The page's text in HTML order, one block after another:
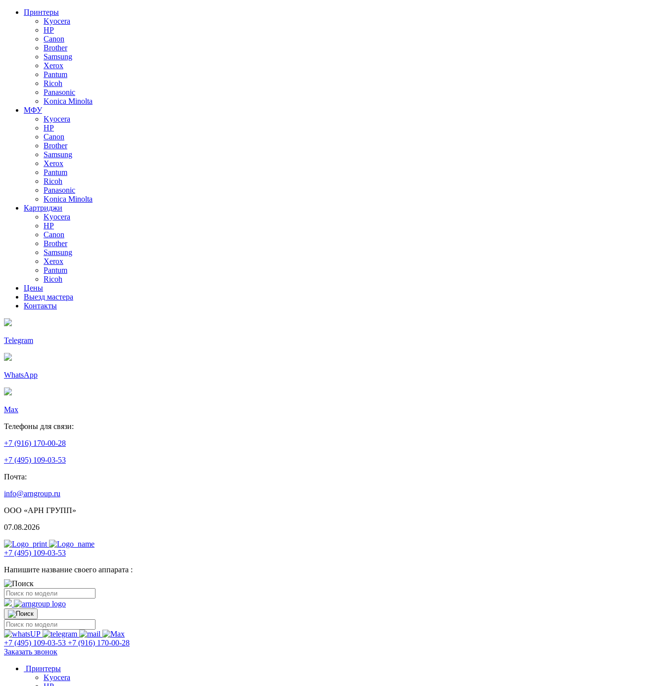
Принтеры
Kyocera
HP
Canon
Brother
Samsung
Xerox
Pantum
Ricoh
Panasonic
Konica Minolta
МФУ
Kyocera
HP
Canon
Brother
Samsung
Xerox
Pantum
Ricoh
Panasonic
Konica Minolta
Картриджи
Kyocera
HP
Canon
Brother
Samsung
Xerox
Pantum
Ricoh
Цены
Выезд мастера
Контакты
Telegram
WhatsApp
Max
Телефоны для связи:
+7 (916) 170-00-28
+7 (495) 109-03-53
Почта:
info@arngroup.ru
ООО «АРН ГРУПП»
07.08.2026
+7 (495) 109-03-53
Напишите название своего аппарата :
+7 (495) 109-03-53 +7 (916) 170-00-28
Заказать звонок
Принтеры
Kyocera